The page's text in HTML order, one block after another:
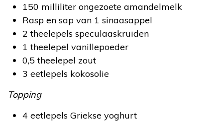
150 milliliter ongezoete amandelmelk
Rasp en sap van 1 sinaasappel
2 theelepels speculaaskruiden
1 theelepel vanillepoeder
0,5 theelepel zout
3 eetlepels kokosolie
Topping
4 eetlepels Griekse yoghurt